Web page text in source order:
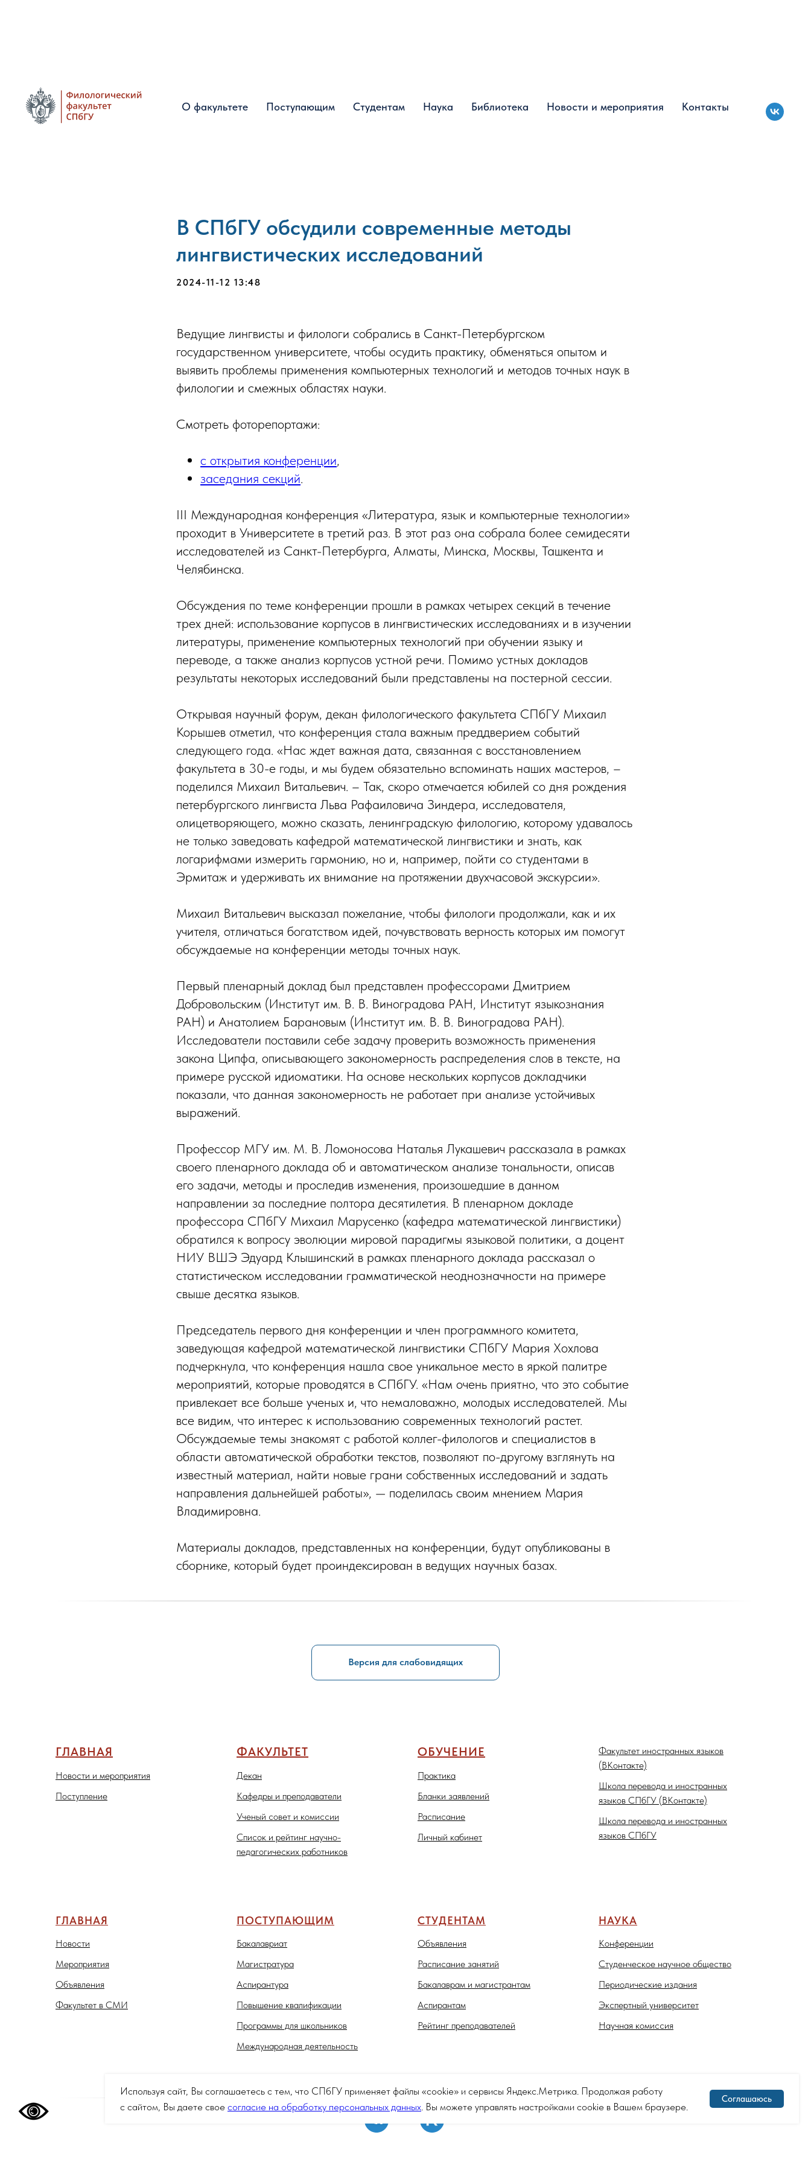
О факультете Поступающим Студентам Наука Библиотека Новости и мероприятия Контакты
О факультете Поступающим Студентам Наука Библиотека Новости и мероприятия Контакты
В СПбГУ обсудили современные методы
лингвистических исследований
2024-11-12 13:48
Ведущие лингвисты и филологи собрались в Санкт-Петербургском
государственном университете, чтобы осудить практику, обменяться опытом и
выявить проблемы применения компьютерных технологий и методов точных наук в
филологии и смежных областях науки.
Смотреть фоторепортажи:
с открытия конференции,
заседания секций.
III Международная конференция «Литература, язык и компьютерные технологии»
проходит в Университете в третий раз. В этот раз она собрала более семидесяти
исследователей из Санкт-Петербурга, Алматы, Минска, Москвы, Ташкента и
Челябинска.
Обсуждения по теме конференции прошли в рамках четырех секций в течение
трех дней: использование корпусов в лингвистических исследованиях и в изучении
литературы, применение компьютерных технологий при обучении языку и
переводе, а также анализ корпусов устной речи. Помимо устных докладов
результаты некоторых исследований были представлены на постерной сессии.
Открывая научный форум, декан филологического факультета СПбГУ Михаил
Корышев отметил, что конференция стала важным преддверием событий
следующего года. «Нас ждет важная дата, связанная с восстановлением
факультета в 30-е годы, и мы будем обязательно вспоминать наших мастеров, –
поделился Михаил Витальевич. – Так, скоро отмечается юбилей со дня рождения
петербургского лингвиста Льва Рафаиловича Зиндера, исследователя,
олицетворяющего, можно сказать, ленинградскую филологию, которому удавалось
не только заведовать кафедрой математической лингвистики и знать, как
логарифмами измерить гармонию, но и, например, пойти со студентами в
Эрмитаж и удерживать их внимание на протяжении двухчасовой экскурсии».
Михаил Витальевич высказал пожелание, чтобы филологи продолжали, как и их
учителя, отличаться богатством идей, почувствовать верность которых им помогут
обсуждаемые на конференции методы точных наук.
Первый пленарный доклад был представлен профессорами Дмитрием
Добровольским (Институт им. В. В. Виноградова РАН, Институт языкознания
РАН) и Анатолием Барановым (Институт им. В. В. Виноградова РАН).
Исследователи поставили себе задачу проверить возможность применения
закона Ципфа, описывающего закономерность распределения слов в тексте, на
примере русской идиоматики. На основе нескольких корпусов докладчики
показали, что данная закономерность не работает при анализе устойчивых
выражений.
Профессор МГУ им. М. В. Ломоносова Наталья Лукашевич рассказала в рамках
своего пленарного доклада об и автоматическом анализе тональности, описав
его задачи, методы и проследив изменения, произошедшие в данном
направлении за последние полтора десятилетия. В пленарном докладе
профессора СПбГУ Михаил Марусенко (кафедра математической лингвистики)
обратился к вопросу эволюции мировой парадигмы языковой политики, а доцент
НИУ ВШЭ Эдуард Клышинский в рамках пленарного доклада рассказал о
статистическом исследовании грамматической неоднозначности на примере
свыше десятка языков.
Председатель первого дня конференции и член программного комитета,
заведующая кафедрой математической лингвистики СПбГУ Мария Хохлова
подчеркнула, что конференция нашла свое уникальное место в яркой палитре
мероприятий, которые проводятся в СПбГУ. «Нам очень приятно, что это событие
привлекает все больше ученых и, что немаловажно, молодых исследователей. Мы
все видим, что интерес к использованию современных технологий растет.
Обсуждаемые темы знакомят с работой коллег-филологов и специалистов в
области автоматической обработки текстов, позволяют по-другому взглянуть на
известный материал, найти новые грани собственных исследований и задать
направления дальнейшей работы», — поделилась своим мнением Мария
Владимировна.
Материалы докладов, представленных на конференции, будут опубликованы в
сборнике, который будет проиндексирован в ведущих научных базах.
Версия для слабовидящих
ГЛАВНАЯ
Новости и мероприятия
Поступление
ФАКУЛЬТЕТ
Декан
Кафедры и преподаватели
Ученый совет и комиссии
Список и рейтинг научно-
педагогических работников
ОБУЧЕНИЕ
Практика
Бланки заявлений
Расписание
Личный кабинет
Факультет иностранных языков
(ВКонтакте)
Школа перевода и иностранных
языков СПбГУ (ВКонтакте)
Школа перевода и иностранных
языков СПбГУ
ГЛАВНАЯ
Новости
Мероприятия
Объявления
Факультет в СМИ
ПОСТУПАЮЩИМ
Бакалавриат
Магистратура
Аспирантура
Повышение квалификации
Программы для школьников
Международная деятельность
СТУДЕНТАМ
Объявления
Расписание занятий
Бакалаврам и магистрантам
Аспирантам
Рейтинг преподавателей
НАУКА
Конференции
Студенческое научное общество
Периодические издания
Экспертный университет
Научная комиссия
Используя сайт, Вы соглашаетесь с тем, что СПбГУ применяет файлы «cookie» и сервисы Яндекс.Метрика. Продолжая работу
с сайтом, Вы даете свое согласие на обработку персональных данных. Вы можете управлять настройками cookie в Вашем браузере.
Соглашаюсь